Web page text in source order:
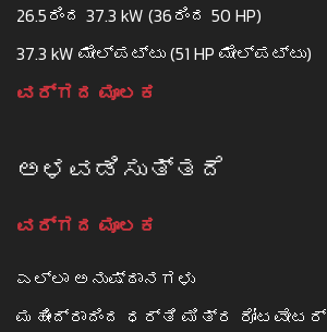
26.5ರಿಂದ 37.3 kW (36ರಿಂದ 50 HP)
37.3 kW ಮೇಲ್ಪಟ್ಟು (51 HP ಮೇಲ್ಪಟ್ಟು)
ವರ್ಗದ ಮೂಲಕ
ಅಳವಡಿಸುತ್ತದೆ
ವರ್ಗದ ಮೂಲಕ
ಎಲ್ಲಾ ಅನುಷ್ಠಾನಗಳು
ಮಹೀಂದ್ರಾದಿಂದ ಧರ್ತಿ ಮಿತ್ರ ರೋಟವೇಟರ್